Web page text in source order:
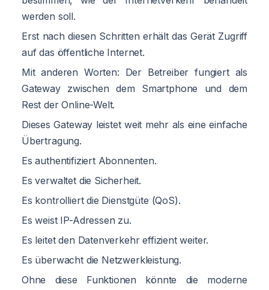
werden soll.
Erst nach diesen Schritten erhält das Gerät Zugriff
auf das öffentliche Internet.
Mit anderen Worten: Der Betreiber fungiert als
Gateway zwischen dem Smartphone und dem
Rest der Online-Welt.
Dieses Gateway leistet weit mehr als eine einfache
Übertragung.
Es authentifiziert Abonnenten.
Es verwaltet die Sicherheit.
Es kontrolliert die Dienstgüte (QoS).
Es weist IP-Adressen zu.
Es leitet den Datenverkehr effizient weiter.
Es überwacht die Netzwerkleistung.
Ohne diese Funktionen könnte die moderne